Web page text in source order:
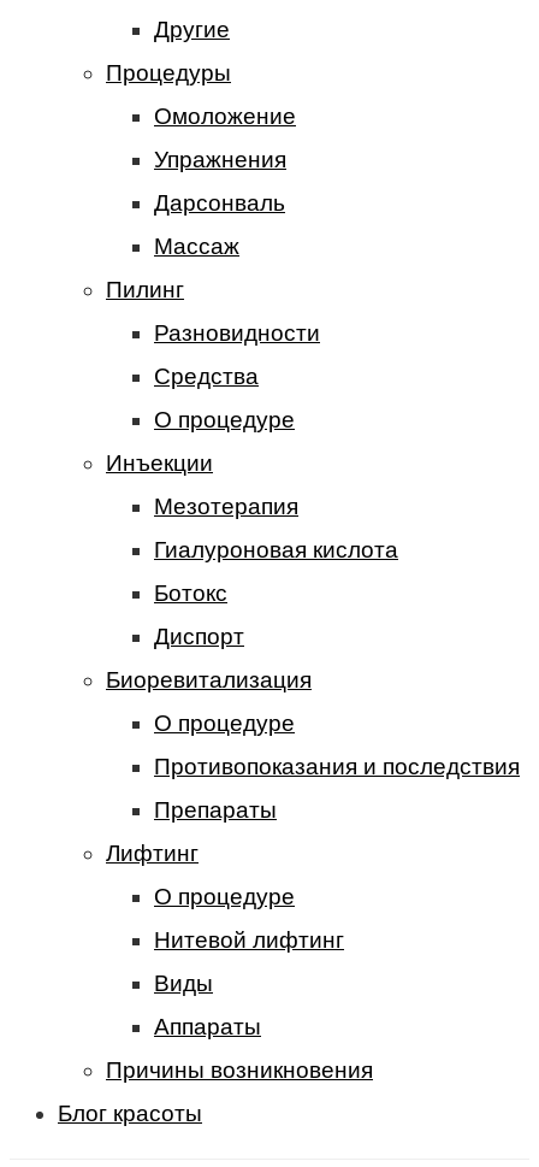
Другие
Процедуры
Омоложение
Упражнения
Дарсонваль
Массаж
Пилинг
Разновидности
Средства
О процедуре
Инъекции
Мезотерапия
Гиалуроновая кислота
Ботокс
Диспорт
Биоревитализация
О процедуре
Противопоказания и последствия
Препараты
Лифтинг
О процедуре
Нитевой лифтинг
Виды
Аппараты
Причины возникновения
Блог красоты